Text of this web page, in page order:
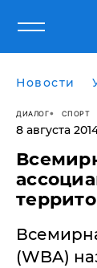
Новости
ДИАЛОГ СПОРТ
8 августа
(WBA)